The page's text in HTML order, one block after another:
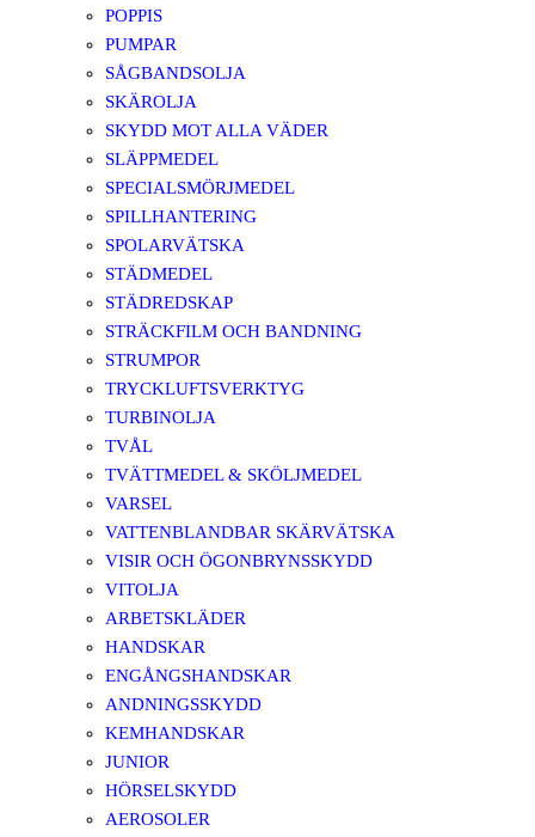
POPPIS
PUMPAR
SÅGBANDSOLJA
SKÄROLJA
SKYDD MOT ALLA VÄDER
SLÄPPMEDEL
SPECIALSMÖRJMEDEL
SPILLHANTERING
SPOLARVÄTSKA
STÄDMEDEL
STÄDREDSKAP
STRÄCKFILM OCH BANDNING
STRUMPOR
TRYCKLUFTSVERKTYG
TURBINOLJA
TVÅL
TVÄTTMEDEL & SKÖLJMEDEL
VARSEL
VATTENBLANDBAR SKÄRVÄTSKA
VISIR OCH ÖGONBRYNSSKYDD
VITOLJA
ARBETSKLÄDER
HANDSKAR
ENGÅNGSHANDSKAR
ANDNINGSSKYDD
KEMHANDSKAR
JUNIOR
HÖRSELSKYDD
AEROSOLER